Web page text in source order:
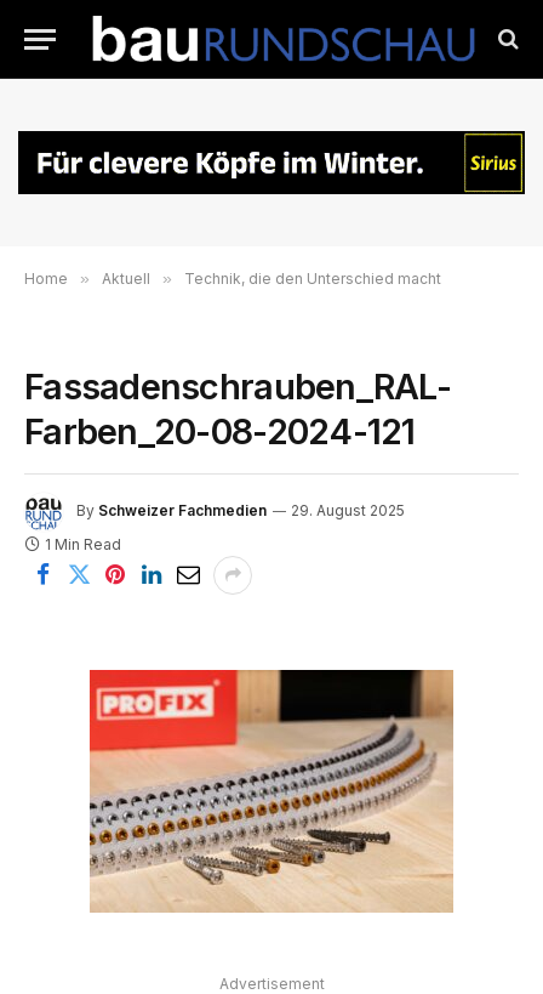
Home » Aktuell » Technik, die den Unterschied macht
Fassadenschrauben_RAL-
Farben_20-08-2024-121
By Schweizer Fachmedien
29. August 2025
1 Min Read
Advertisement